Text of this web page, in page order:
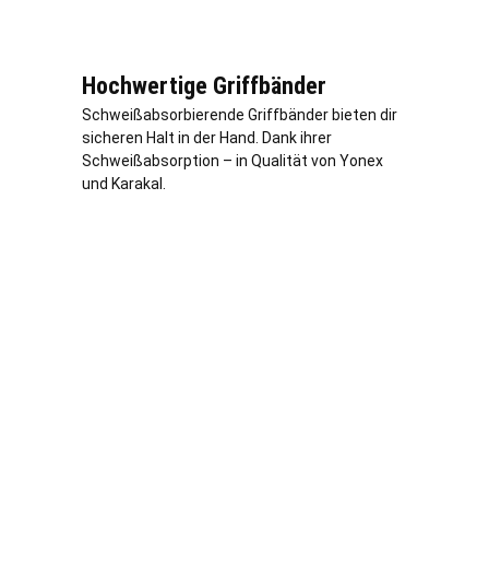
Hochwertige Griffbänder
Schweißabsorbierende Griffbänder bieten dir
sicheren Halt in der Hand. Dank ihrer
Schweißabsorption – in Qualität von Yonex
und Karakal.